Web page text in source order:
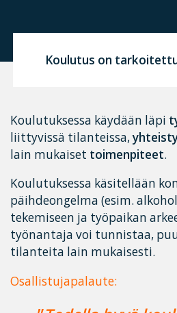
Koulutus on
Koulutuksessa käydään läpi
liittyvissä tilanteissa,
lain mukaiset toimenpiteet.
Koulutuksessa käsitellään
päihdeongelma (esim.
tekemiseen ja työpaikan
työnantaja voi tunnistaa,
tilanteita lain mukaisesti.
Osallistujapalaute: